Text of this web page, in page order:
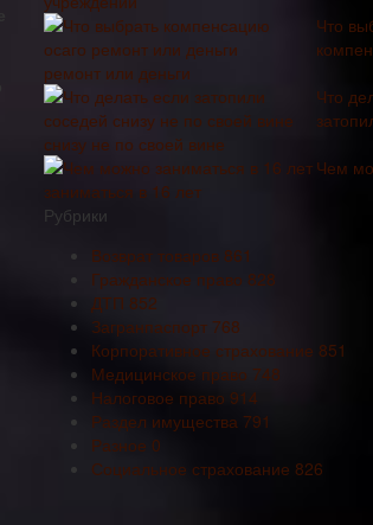
Что
ремонт или деньги
Что
снизу не по своей вине
Чем
заниматься в 16 лет
Рубрики
Возврат товаров 861
Гражданское право 828
ДТП 852
Загранпаспорт 768
Корпоративное страхование 851
Медицинское право 748
Налоговое право 914
Раздел имущества 791
Разное 0
Социальное страхование 826